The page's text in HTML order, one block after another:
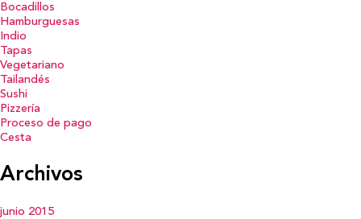
Bocadillos
Hamburguesas
Indio
Tapas
Vegetariano
Tailandés
Sushi
Pizzería
Proceso de pago
Cesta
Archivos
junio 2015